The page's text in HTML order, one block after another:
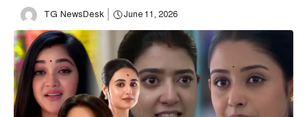
TG NewsDesk June 11, 2026